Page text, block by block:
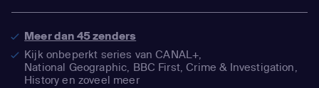
Meer dan 45 zenders
Kijk onbeperkt series van CANAL+,
National Geographic, BBC First, Crime & Investigation,
History en zoveel meer